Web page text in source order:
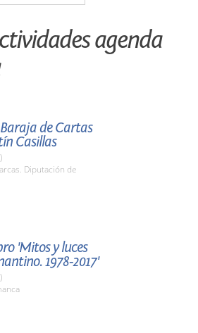
agenda
de Cartas
Casillas
Diputación de
'Mitos y luces
1978-2017'